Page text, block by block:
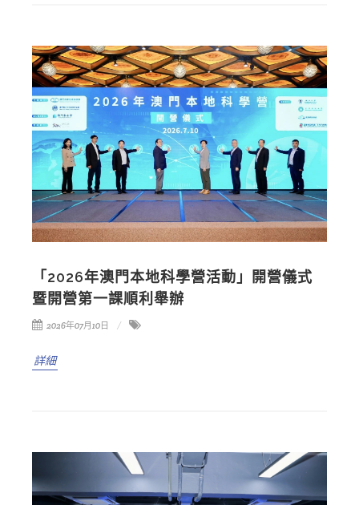
「2026年澳門本地科學營活動」開營儀式
暨開營第一課順利舉辦
2026年07月10日
詳細